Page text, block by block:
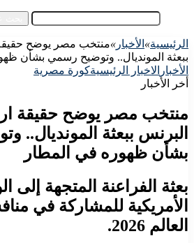
الرئيسية» الأخبار »منتخب مصر يوضح
ببعثة المونديال.. وتوضيح رسمي بشأن
الأخبار الاخبار الرئيسيةكورة مصرية
أخر الأخبار
منتخب مصر يوضح حقيقة
البرنس ببعثة المونديال..
بشأن ظهوره في المطار
بعثة الفراعنة المتجهة إلى
الأمريكية للمشاركة في
العالم 2026.